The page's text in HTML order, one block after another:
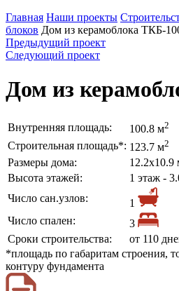
Главная Наши проекты
блоков Дом из керамоблока ТКБ-
Предыдущий проект
Следующий проект
Дом из
Внутренняя площадь: 100.8 м2
Строительная площадь*: 123.7 м2
Размеры дома:
12.2х10.9
Высота этажей:
1 этаж -
Число сан.узлов:
1
Число спален:
3
Сроки строительства:
от 110
*площадь по габаритам строения,
контуру фундамента